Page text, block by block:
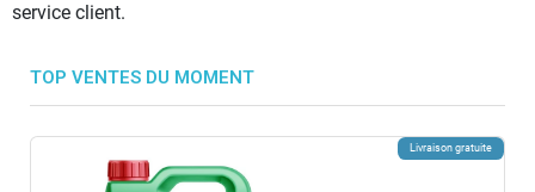
service client.
TOP VENTES DU MOMENT
Livraison gratuite